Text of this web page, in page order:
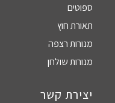
ספוטים
תאורת חוץ
מנורות רצפה
מנורות שולחן
יצירת קשר